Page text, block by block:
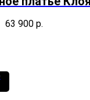
63 900 р.